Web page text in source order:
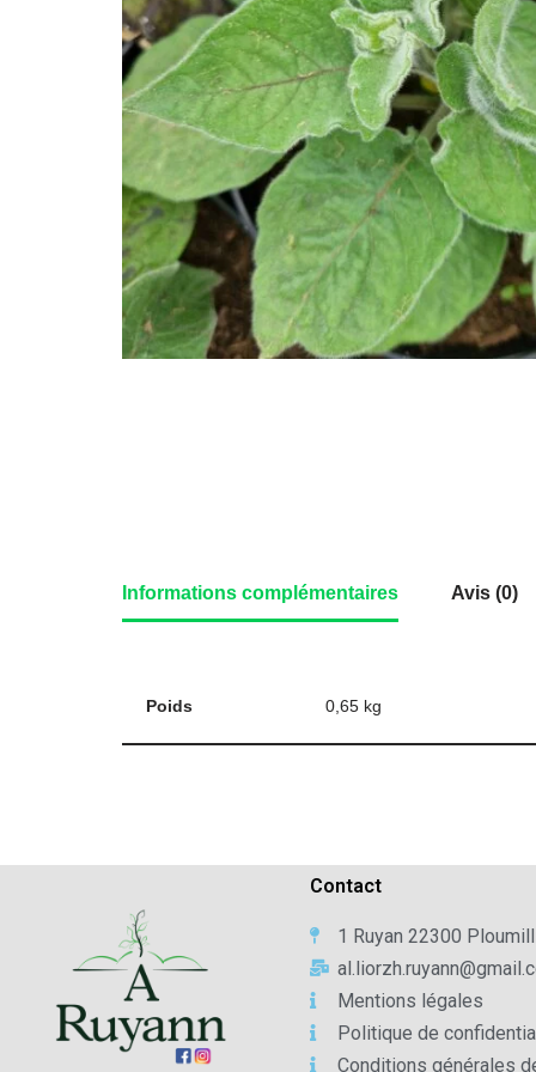
Informations complémentaires Avis (0)
Poids 0,65 kg
Contact
1 Ruyan 22300
Mentions légales
Politique de
Conditions générales